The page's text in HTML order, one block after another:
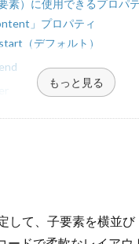
素）に使用できるプロパ
」プロパティ
（デフォルト）
（デフォルト）
もっと見る
して、子要素を横並